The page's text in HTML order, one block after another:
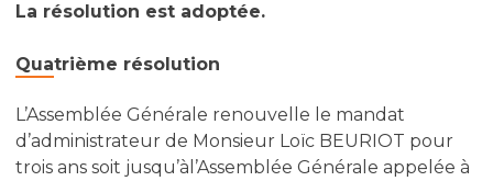
La résolution est adoptée.
Quatrième résolution
L’Assemblée Générale renouvelle le mandat
d’administrateur de Monsieur Loïc BEURIOT pour
trois ans soit jusqu’àl’Assemblée Générale appelée à